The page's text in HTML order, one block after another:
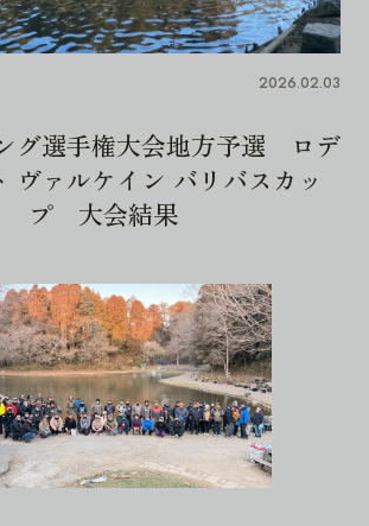
2026.02.03
グ選手権大会地方予選 ロデ
ヴァルケイン バリバスカッ
プ 大会結果